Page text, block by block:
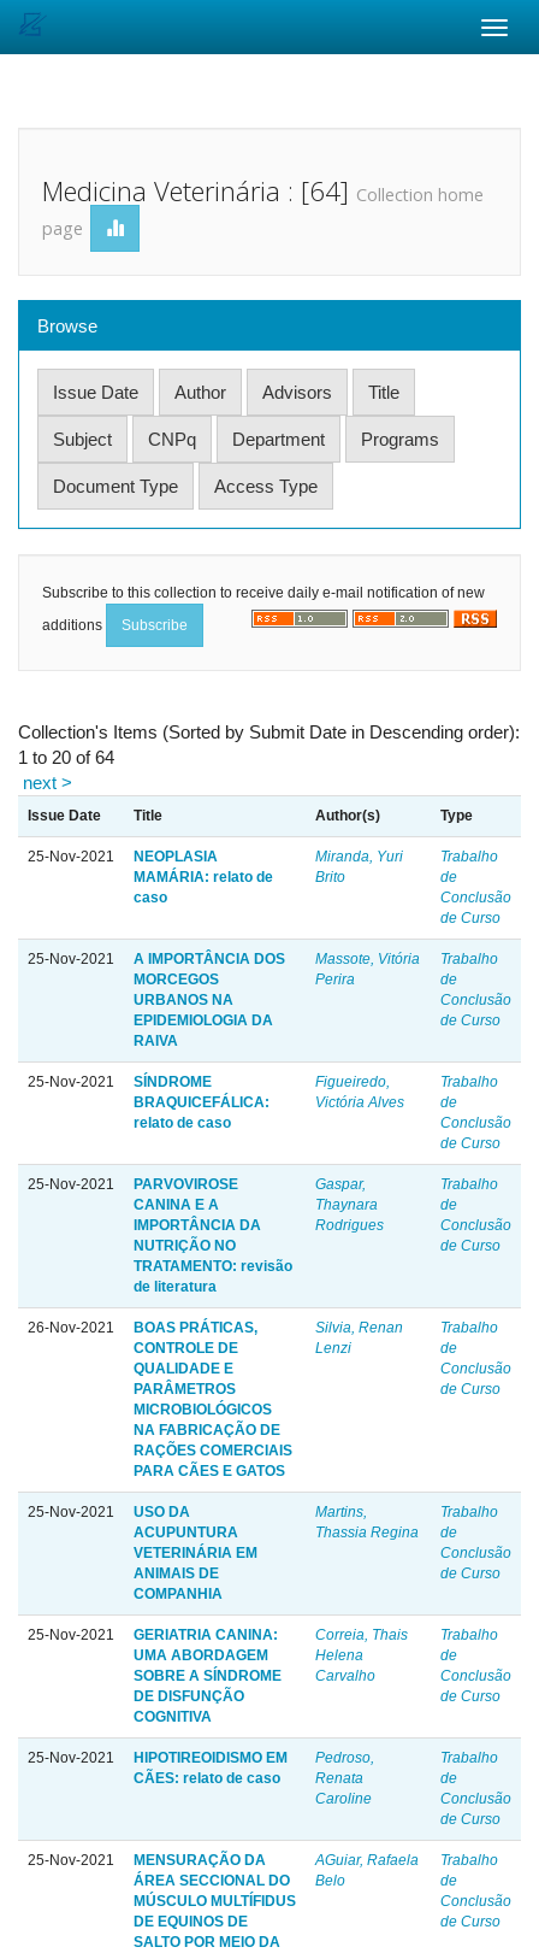
Medicina Veterinária : [64] Collection home
page
Browse
Subscribe to this collection to receive daily e-mail notification of new
additions
Collection's Items (Sorted by Submit Date in Descending order):
1 to 20 of 64
next >
Issue Date Title Author(s) Type
25-Nov-2021
NEOPLASIA
MAMÁRIA: relato de
caso
Miranda, Yuri
Brito
Trabalho
de
Conclusão
de Curso
25-Nov-2021
A IMPORTÂNCIA DOS
MORCEGOS
URBANOS NA
EPIDEMIOLOGIA DA
RAIVA
Massote, Vitória
Perira
Trabalho
de
Conclusão
de Curso
25-Nov-2021
SÍNDROME
BRAQUICEFÁLICA:
relato de caso
Figueiredo,
Victória Alves
Trabalho
de
Conclusão
de Curso
25-Nov-2021
PARVOVIROSE
CANINA E A
IMPORTÂNCIA DA
NUTRIÇÃO NO
TRATAMENTO: revisão
de literatura
Gaspar,
Thaynara
Rodrigues
Trabalho
de
Conclusão
de Curso
26-Nov-2021
BOAS PRÁTICAS,
CONTROLE DE
QUALIDADE E
PARÂMETROS
MICROBIOLÓGICOS
NA FABRICAÇÃO DE
RAÇÕES COMERCIAIS
PARA CÃES E GATOS
Silvia, Renan
Lenzi
Trabalho
de
Conclusão
de Curso
25-Nov-2021
USO DA
ACUPUNTURA
VETERINÁRIA EM
ANIMAIS DE
COMPANHIA
Martins,
Thassia Regina
Trabalho
de
Conclusão
de Curso
25-Nov-2021
GERIATRIA CANINA:
UMA ABORDAGEM
SOBRE A SÍNDROME
DE DISFUNÇÃO
COGNITIVA
Correia, Thais
Helena
Carvalho
Trabalho
de
Conclusão
de Curso
25-Nov-2021
HIPOTIREOIDISMO EM
CÃES: relato de caso
Pedroso,
Renata
Caroline
Trabalho
de
Conclusão
de Curso
25-Nov-2021
MENSURAÇÃO DA
ÁREA SECCIONAL DO
MÚSCULO MULTÍFIDUS
DE EQUINOS DE
SALTO POR MEIO DA
AGuiar, Rafaela
Belo
Trabalho
de
Conclusão
de Curso